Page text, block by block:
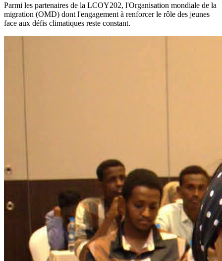
Parmi les partenaires de la LCOY202, l'Organisation mondiale de la
migration (OMD) dont l'engagement à renforcer le rôle des jeunes
face aux défis climatiques reste constant.